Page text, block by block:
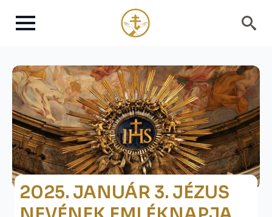
2025. JANUÁR 3. JÉZUS